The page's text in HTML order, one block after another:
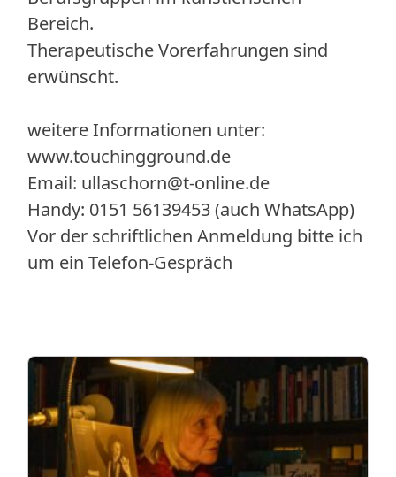
Bereich.
Therapeutische Vorerfahrungen sind
erwünscht.
weitere Informationen unter:
www.touchingground.de
Email: ullaschorn@t-online.de
Handy: 0151 56139453 (auch WhatsApp)
Vor der schriftlichen Anmeldung bitte ich
um ein Telefon-Gespräch